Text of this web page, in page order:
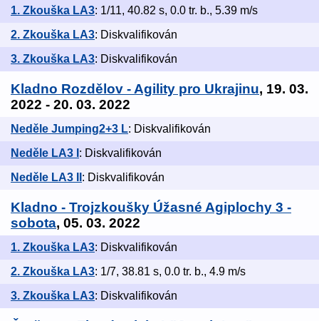
1. Zkouška LA3: 1/11, 40.82 s, 0.0 tr. b., 5.39 m/s
2. Zkouška LA3: Diskvalifikován
3. Zkouška LA3: Diskvalifikován
Kladno Rozdělov - Agility pro Ukrajinu, 19. 03.
2022 - 20. 03. 2022
Neděle Jumping2+3 L: Diskvalifikován
Neděle LA3 I : Diskvalifikován
Neděle LA3 II : Diskvalifikován
Kladno - Trojzkoušky Úžasné Agiplochy 3 -
sobota, 05. 03. 2022
1. Zkouška LA3: Diskvalifikován
2. Zkouška LA3: 1/7, 38.81 s, 0.0 tr. b., 4.9 m/s
3. Zkouška LA3: Diskvalifikován